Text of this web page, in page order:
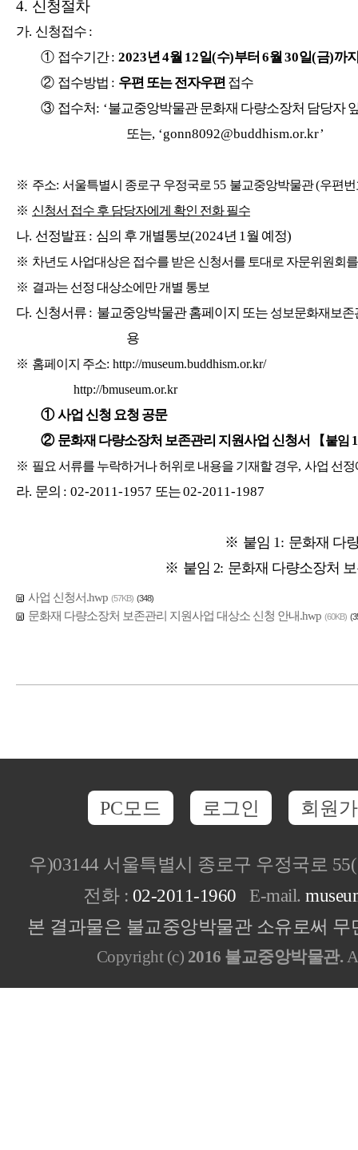
4. 신청절차
가. 신청접수 :
① 접수기간:2023년4월 12일(수)부터6월30일(금)까
② 접수방법 : 우편 또는 전자우편 접수
③ 접수처: ‘불교중앙박물관 문화재 다량소장처 담당자
또는, ‘gonn8092@buddhism.or.kr’
※ 주소: 서울특별시 종로구 우정국로 55 불교중앙박물관(우편
※ 신청서 접수 후 담당자에게 확인 전화 필수
나. 선정발표 : 심의 후 개별통보(2024년 1월 예정)
※ 차년도 사업대상은 접수를 받은 신청서를 토대로 자문위원회
※ 결과는 선정 대상소에만 개별 통보
다. 신청서류 : 불교중앙박물관 홈페이지 또는 성보문화재보
용
※ 홈페이지 주소: http://museum.buddhism.or.kr/
http://bmuseum.or.kr
①사업 신청 요청 공문
② 문화재 다량소장처 보존관리 지원사업 신청서 【붙임 1
※ 필요 서류를 누락하거나 허위로 내용을 기재할 경우, 사업 선정
라. 문의 : 02-2011-1957 또는02-2011-1987
※ 붙임 1: 문화재 다
※ 붙임 2: 문화재 다량소장처
사업 신청서.hwp (57KB) (348)
문화재 다량소장처 보존관리 지원사업 대상소 신청 안내.hwp (60KB)
PC모드 로그인 회원
우)03144 서울특별시 종로구 우정국로
전화 : 02-2011-1960 E-mail.
본 결과물은 불교중앙박물관 소유로써
Copyright (c) 2016 불교중앙박물관.